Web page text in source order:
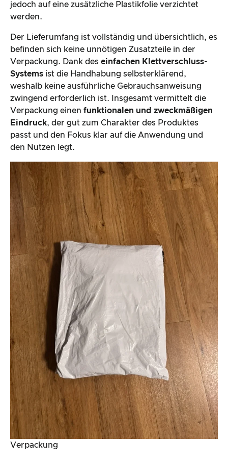
jedoch auf eine zusätzliche Plastikfolie verzichtet
werden.
Der Lieferumfang ist vollständig und übersichtlich, es
befinden sich keine unnötigen Zusatzteile in der
Verpackung. Dank des einfachen Klettverschluss-
Systems ist die Handhabung selbsterklärend,
weshalb keine ausführliche Gebrauchsanweisung
zwingend erforderlich ist. Insgesamt vermittelt die
Verpackung einen funktionalen und zweckmäßigen
Eindruck, der gut zum Charakter des Produktes
passt und den Fokus klar auf die Anwendung und
den Nutzen legt.
Verpackung